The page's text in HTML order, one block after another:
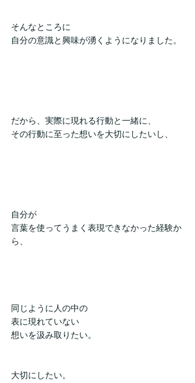
そんなところに
自分の意識と興味が湧くようになりました。
だから、実際に現れる行動と一緒に、
その行動に至った想いを大切にしたいし、
自分が
言葉を使ってうまく表現できなかった経験か
ら、
同じように人の中の
表に現れていない
想いを汲み取りたい。
大切にしたい。